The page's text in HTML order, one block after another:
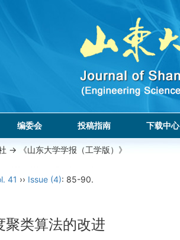
编委会 投稿指南 下载中心
-> 《山东大学学报（工学版）》
41 ›› Issue (4): 85-90.
聚类算法的改进